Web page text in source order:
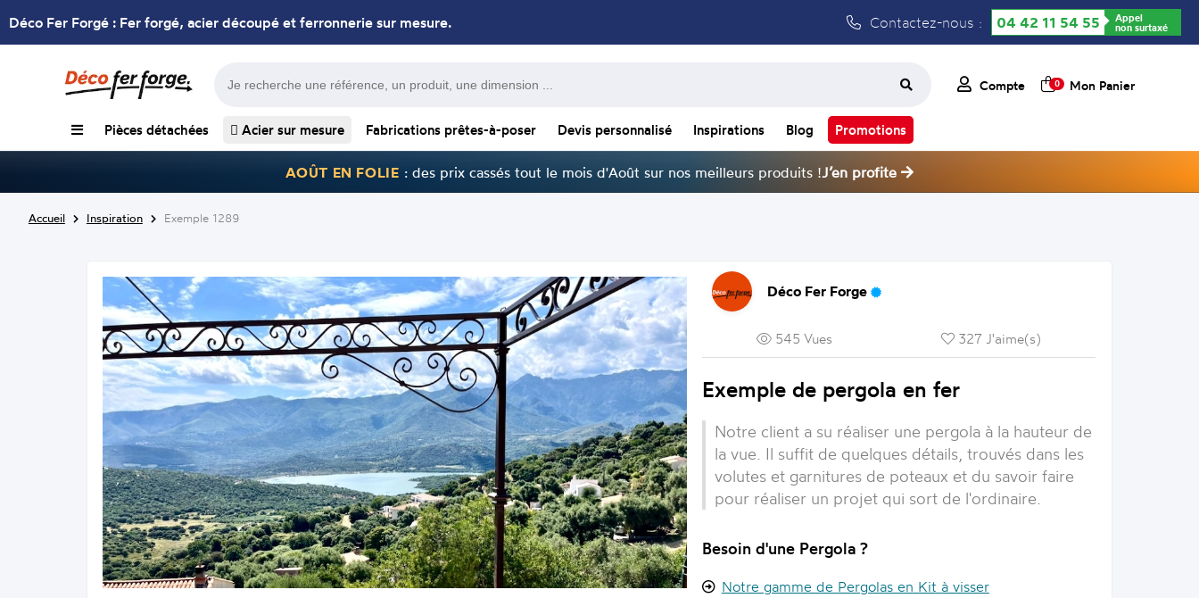
Déco Fer Forgé : Fer forgé, acier découpé et ferronnerie sur mesure. Contactez-nous : 04 42 11 54 55 Appel
non surtaxé
Compte 0 Mon Panier
Pièces détachées Acier sur mesure Fabrications prêtes-à-poser Devis personnalisé Inspirations Blog Promotions
AOÛT EN FOLIE : des prix cassés tout le mois d'Août sur nos meilleurs produits !J’en profite
Accueil Inspiration Exemple 1289
Déco Fer Forge
545 Vues 327 J'aime(s)
Exemple de pergola en fer
Notre client a su réaliser une pergola à la hauteur de
la vue. Il suffit de quelques détails, trouvés dans les
volutes et garnitures de poteaux et du savoir faire
pour réaliser un projet qui sort de l'ordinaire.
Besoin d'une Pergola ?
Notre gamme de Pergolas en Kit à visser